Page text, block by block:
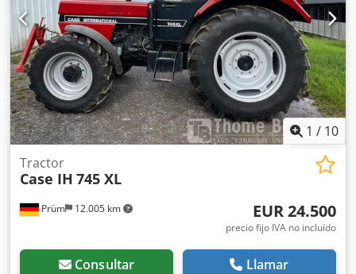
1 / 10
Prüm 12.005 km
Tractor
Case IH 745 XL
EUR 24.500
precio fijo IVA no incluído
Consultar Llamar